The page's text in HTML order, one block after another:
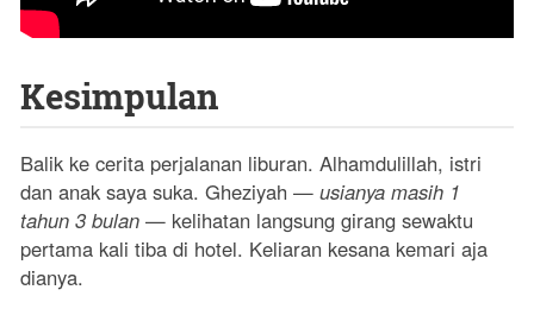
Kesimpulan
Balik ke cerita perjalanan liburan. Alhamdulillah, istri
dan anak saya suka. Gheziyah — usianya masih 1
tahun 3 bulan — kelihatan langsung girang sewaktu
pertama kali tiba di hotel. Keliaran kesana kemari aja
dianya.